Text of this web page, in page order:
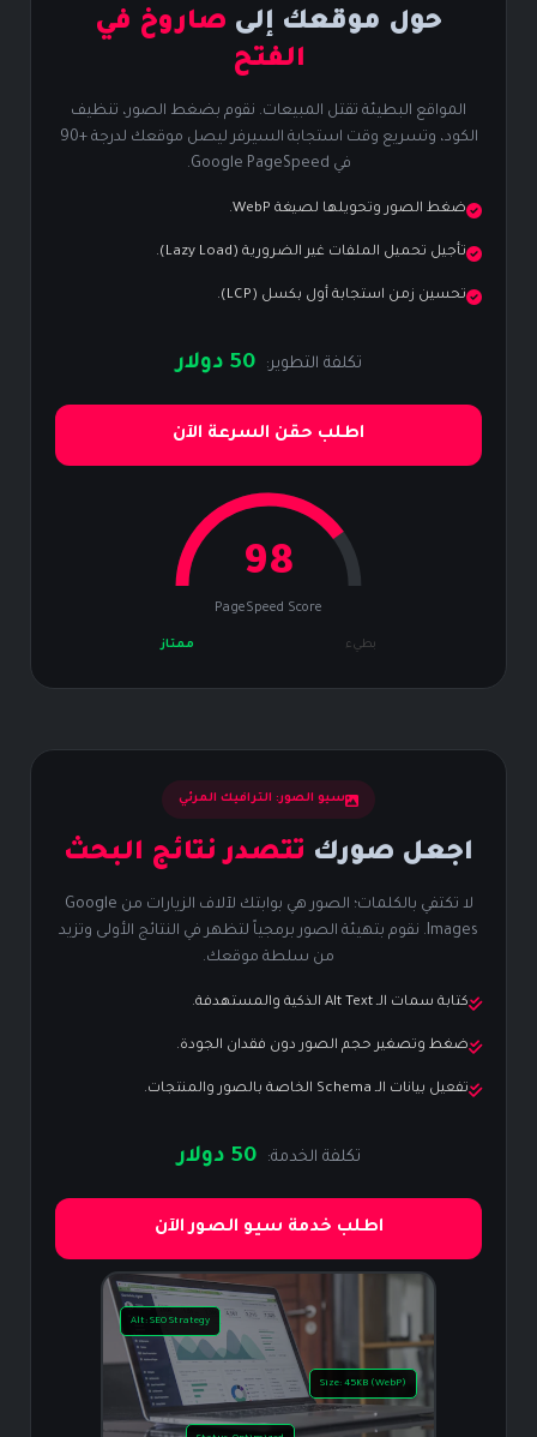
حول موقعك إلى صاروخ في
الفتح
المواقع البطيئة تقتل المبيعات. نقوم بضغط الصور، تنظيف
الكود، وتسريع وقت استجابة السيرفر ليصل موقعك لدرجة +90
في Google PageSpeed.
ضغط الصور وتحويلها لصيغة WebP.
تأجيل تحميل الملفات غير الضرورية (Lazy Load).
تحسين زمن استجابة أول بكسل (LCP).
تكلفة التطوير: 50 دولار
اطلب حقن السرعة الآن
98
PageSpeed Score
بطيء ممتاز
سيو الصور: الترافيك المرئي
اجعل صورك تتصدر نتائج البحث
لا تكتفي بالكلمات؛ الصور هي بوابتك لآلاف الزيارات من Google
Images. نقوم بتهيئة الصور برمجياً لتظهر في النتائج الأولى وتزيد
من سلطة موقعك.
كتابة سمات الـ Alt Text الذكية والمستهدفة.
ضغط وتصغير حجم الصور دون فقدان الجودة.
تفعيل بيانات الـ Schema الخاصة بالصور والمنتجات.
تكلفة الخدمة: 50 دولار
اطلب خدمة سيو الصور الآن
Alt: SEO Strategy
Size: 45KB (WebP)